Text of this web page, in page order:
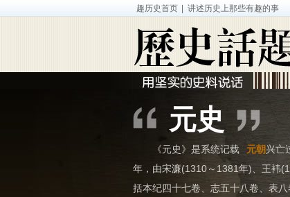
趣历史首页
| 讲述历史上那些有趣的事
人物
元史
《元史》是系统记载 元朝兴亡
年，由宋濂(1310～1381年)、王袆
括本纪四十七卷、志五十八卷、表